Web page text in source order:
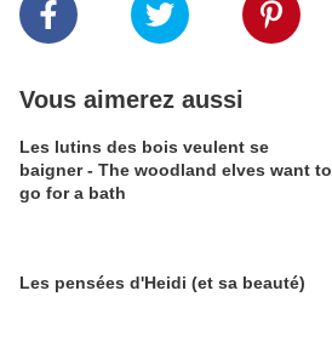
Vous aimerez aussi
Les lutins des bois veulent se
baigner - The woodland elves want to
go for a bath
Les pensées d'Heidi (et sa beauté)